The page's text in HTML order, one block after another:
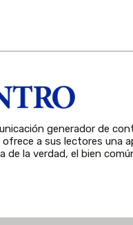
generador de
a sus lectores una
de la verdad, el bien